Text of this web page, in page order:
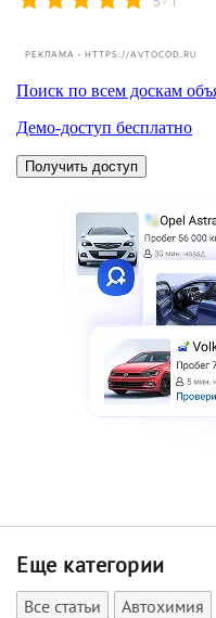
РЕКЛАМА • HTTPS://AVTOCOD.RU
Еще категории
Все статьи Автохимия